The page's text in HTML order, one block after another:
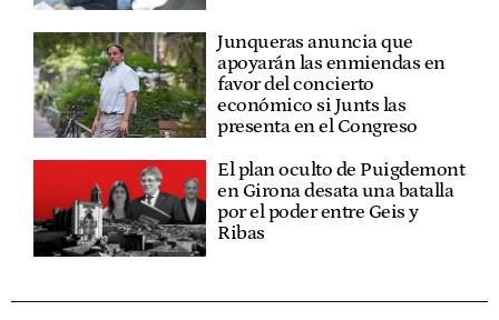
Junqueras anuncia que
apoyarán las enmiendas en
favor del concierto
económico si Junts las
presenta en el Congreso
El plan oculto de Puigdemont
en Girona desata una batalla
por el poder entre Geis y
Ribas